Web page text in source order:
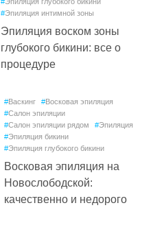
#Эпиляция интимной зоны
Эпиляция воском зоны
глубокого бикини: все о
процедуре
#Васкинг #Восковая эпиляция
#Салон эпиляции
#Салон эпиляции рядом #Эпиляция
#Эпиляция бикини
#Эпиляция глубокого бикини
Восковая эпиляция на
Новослободской:
качественно и недорого